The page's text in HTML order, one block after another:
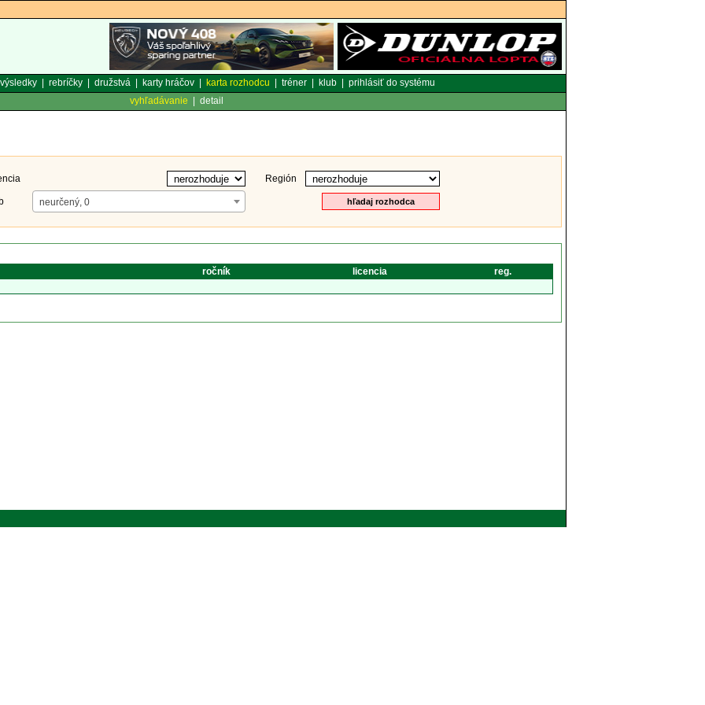
výsledky| rebríčky| družstvá| karty hráčov| karta rozhodcu tréner| klub| prihlásiť do systému
vyhľadávanie
detail
Región
neurčený, 0
ročník licencia
reg.